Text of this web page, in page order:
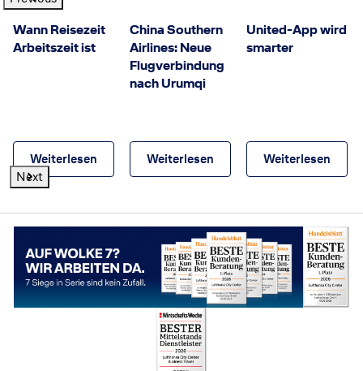
Wann Reisezeit
Arbeitszeit ist
Weiterlesen
China Southern
Airlines: Neue
Flugverbindung
nach Urumqi
Weiterlesen
United-App wird
smarter
Weiterlesen
Next